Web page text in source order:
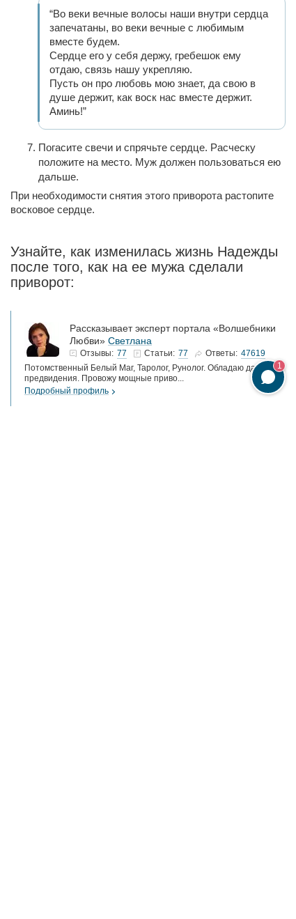
“Во веки вечные волосы наши внутри сердца
запечатаны, во веки вечные с любимым
вместе будем.
Сердце его у себя держу, гребешок ему
отдаю, связь нашу укрепляю.
Пусть он про любовь мою знает, да свою в
душе держит, как воск нас вместе держит.
Аминь!”
Погасите свечи и спрячьте сердце. Расческу
положите на место. Муж должен пользоваться ею
дальше.
При необходимости снятия этого приворота растопите
восковое сердце.
Узнайте, как изменилась жизнь Надежды
после того, как на ее мужа сделали
приворот:
Рассказывает эксперт портала «Волшебники
Любви» Светлана
Отзывы: 77 Статьи: 77 Ответы: 47619
Потомственный Белый Маг, Таролог, Рунолог. Обладаю даром
предвидения. Провожу мощные приво...
Подробный профиль
1